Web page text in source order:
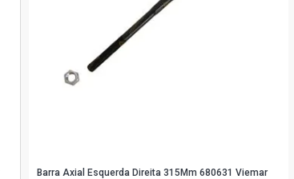
Barra Axial Esquerda Direita 315Mm 680631 Viemar